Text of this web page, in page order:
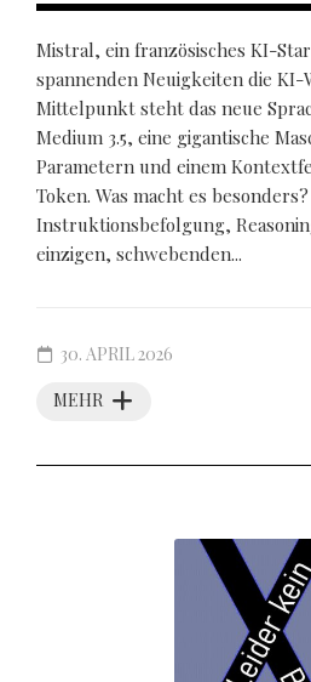
Mistral, ein französisches KI-
spannenden Neuigkeiten die
Mittelpunkt steht das neue
Medium 3.5, eine gigantische
Parametern und einem
Token. Was macht es
Instruktionsbefolgung,
einzigen, schwebenden...
MEHR
30. APRIL 2026